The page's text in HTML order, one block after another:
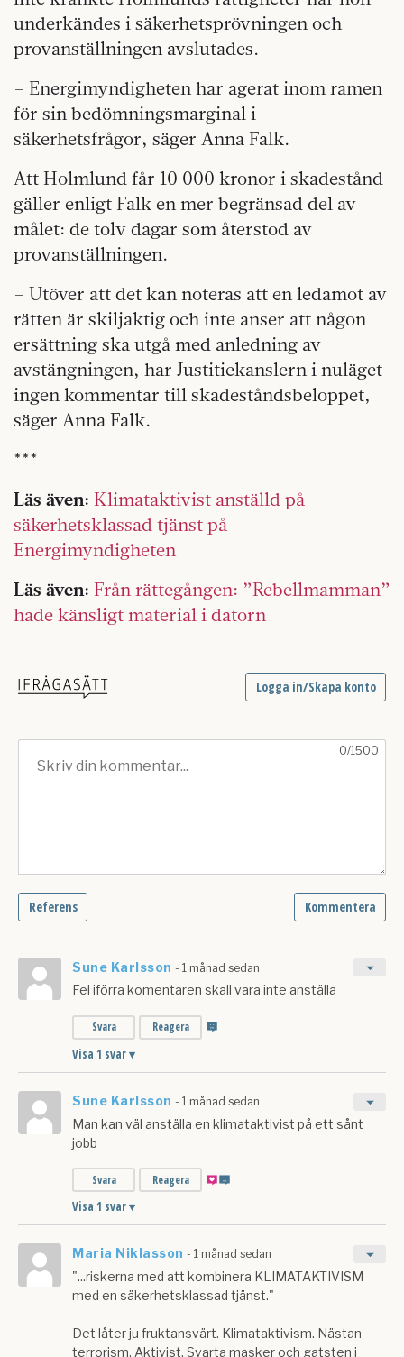
underkändes i säkerhetsprövningen och
provanställningen avslutades.
– Energimyndigheten har agerat inom ramen
för sin bedömningsmarginal i
säkerhetsfrågor, säger Anna Falk.
Att Holmlund får 10 000 kronor i skadestånd
gäller enligt Falk en mer begränsad del av
målet: de tolv dagar som återstod av
provanställningen.
– Utöver att det kan noteras att en ledamot av
rätten är skiljaktig och inte anser att någon
ersättning ska utgå med anledning av
avstängningen, har Justitiekanslern i nuläget
ingen kommentar till skadeståndsbeloppet,
säger Anna Falk.
***
Läs även: Klimataktivist anställd på
säkerhetsklassad tjänst på
Energimyndigheten
Läs även: Från rättegången: ”Rebellmamman”
hade känsligt material i datorn